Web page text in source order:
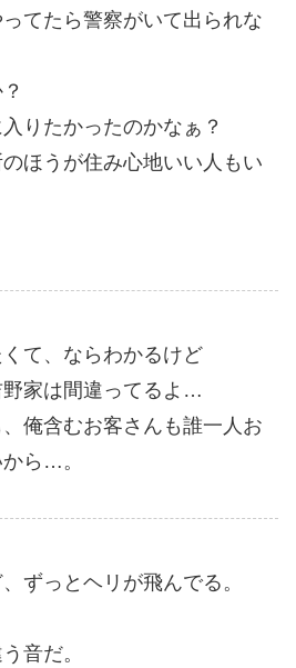
てたら警察がいて出られな
りたかったのかなぁ？
ほうが住み心地いい人もい
て、ならわかるけど
家は間違ってるよ…
俺含むお客さんも誰一人お
ら…。
ずっとヘリが飛んでる。
音だ。